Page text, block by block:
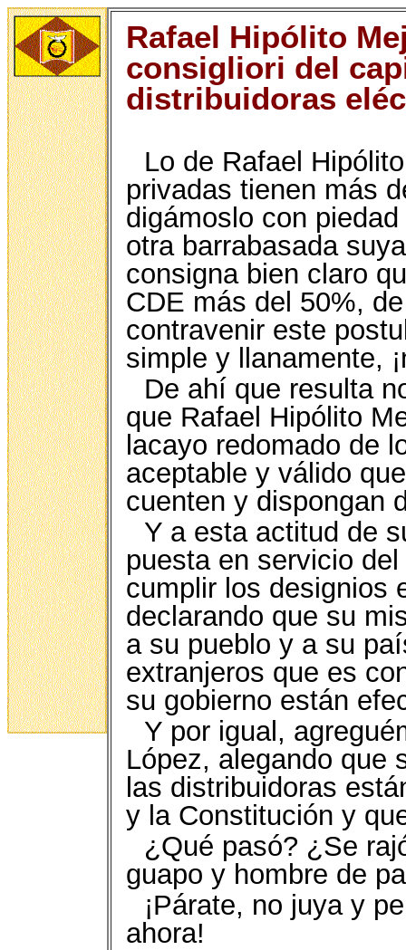
Rafael Hipólito
consigliori del
distribuidoras
Lo de Rafael
privadas tienen más
digámoslo con
otra barrabasada
consigna bien claro
CDE más del 50%,
contravenir este
simple y llanamente,
De ahí que resulta
que Rafael Hipólito
lacayo redomado de
aceptable y válido
cuenten y dispongan
Y a esta actitud de
puesta en servicio
cumplir los designios
declarando que su
a su pueblo y a su
extranjeros que es
su gobierno están
Y por igual,
López, alegando que
las distribuidoras
y la Constitución y
¿Qué pasó? ¿Se
guapo y hombre de
¡Párate, no juya y
ahora!